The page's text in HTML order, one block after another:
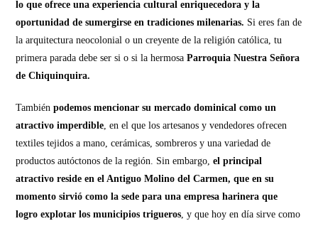
lo que ofrece una experiencia cultural enriquecedora y la
oportunidad de sumergirse en tradiciones milenarias. Si eres fan de
la arquitectura neocolonial o un creyente de la religión católica, tu
primera parada debe ser si o si la hermosaParroquia Nuestra Señora
de Chiquinquira.
Tambiénpodemos mencionar su mercado dominical como un
atractivo imperdible, en el que los artesanos y vendedores ofrecen
textiles tejidos a mano, cerámicas, sombreros y una variedad de
productos autóctonos de la región. Sin embargo,el principal
atractivo reside en el Antiguo Molino del Carmen, que en su
momento sirvió como la sede para una empresa harinera que
logro explotar los municipios trigueros, y que hoy en día sirve como